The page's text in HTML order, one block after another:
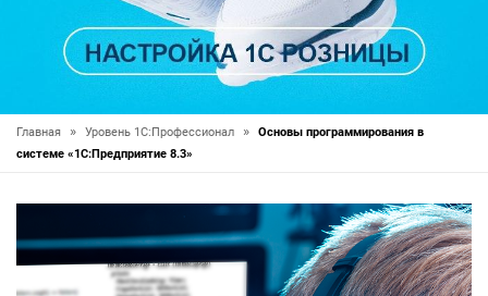
Главная » Уровень 1С:Профессионал »
Основы программирования в
системе «1C:Предприятие 8.3»